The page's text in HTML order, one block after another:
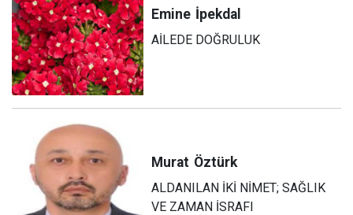
Emine İpekdal
AİLEDE DOĞRULUK
Murat Öztürk
ALDANILAN İKİ NİMET; SAĞLIK
VE ZAMAN İSRAFI